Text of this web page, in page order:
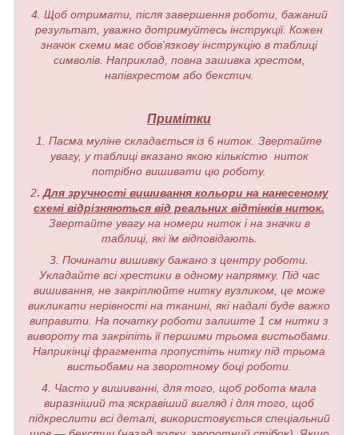
4. Щоб отримати, після завершення роботи, бажаний
результат, уважно дотримуйтесь інструкції. Кожен
значок схеми має обов'язкову інструкцію в таблиці
символів. Наприклад, повна зашивка хрестом,
напівхрестом або бекстич.
Примітки
1. Пасма муліне складається із 6 ниток. Звертайте
увагу, у таблиці вказано якою кількістю ниток
потрібно вишивати цю роботу.
2. Для зручності вишивання кольори на нанесеному
схемі відрізняються від реальних відтінків ниток.
Звертайте увагу на номери ниток і на значки в
таблиці, які їм відповідають.
3. Починати вишивку бажано з центру роботи.
Укладайте всі хрестики в одному напрямку. Під час
вишивання, не закріплюйте нитку вузликом, це може
викликати нерівності на тканині, які надалі буде важко
виправити. На початку роботи залиште 1 см нитки з
вивороту та закріпіть її першими трьома вистьобами.
Наприкінці фрагмента пропустіть нитку під трьома
вистьобами на зворотному боці роботи.
4. Часто у вишиванні, для того, щоб робота мала
виразніший та яскравіший вигляд і для того, щоб
підкреслити всі деталі, використовується спеціальний